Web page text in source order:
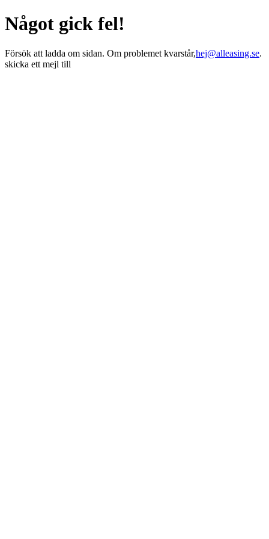
Något gick fel!
Försök att ladda om sidan. Om problemet kvarstår,hej@alleasing.se.
skicka ett mejl till